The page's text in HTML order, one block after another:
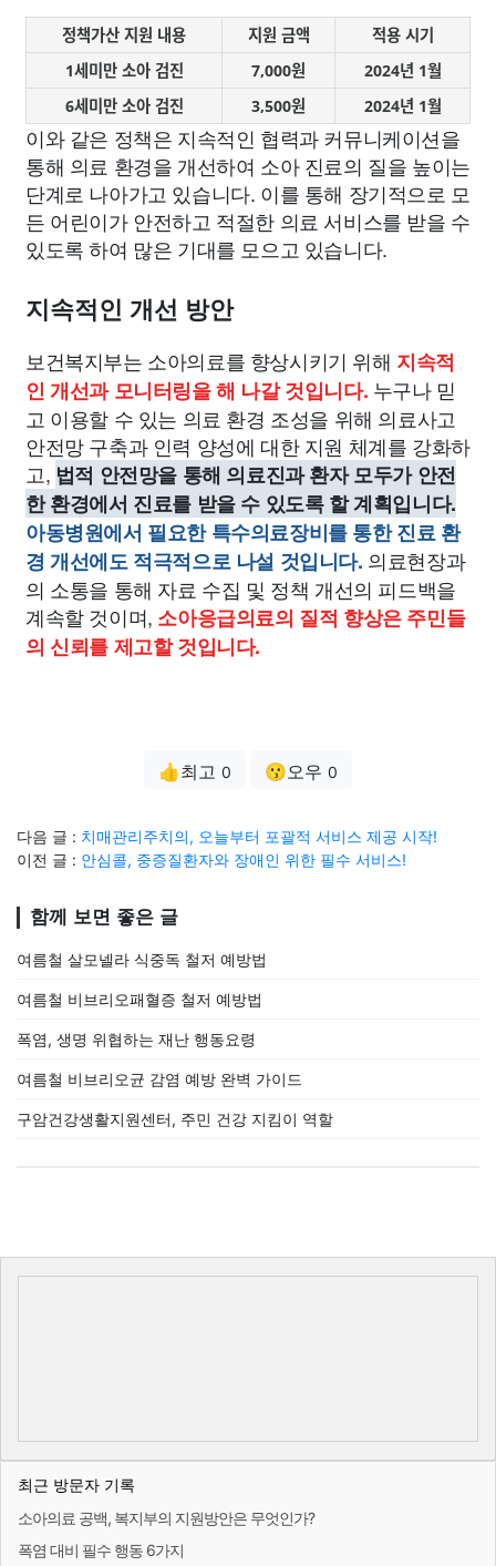
정책가산 지원 내용 지원 금액
적용 시기
1세미만 소아 검진
7,000원
2024년 1월
6세미만 소아 검진
3,500원 2024년 1월
이와 같은 정책은 지속적인 협력과 커뮤니케이션을
통해 의료 환경을 개선하여 소아 진료의 질을 높이는
단계로 나아가고 있습니다. 이를 통해 장기적으로 모
든 어린이가 안전하고 적절한 의료 서비스를 받을 수
있도록 하여 많은 기대를 모으고 있습니다.
지속적인 개선 방안
보건복지부는 소아의료를 향상시키기 위해 지속적
인 개선과 모니터링을 해 나갈 것입니다. 누구나 믿
고 이용할 수 있는 의료 환경 조성을 위해 의료사고
안전망 구축과 인력 양성에 대한 지원 체계를 강화하
고, 법적 안전망을 통해 의료진과 환자 모두가 안전
한 환경에서 진료를 받을 수 있도록 할 계획입니다.
아동병원에서 필요한 특수의료장비를 통한 진료 환
경 개선에도 적극적으로 나설 것입니다. 의료현장과
의 소통을 통해 자료 수집 및 정책 개선의 피드백을
계속할 것이며, 소아응급의료의 질적 향상은 주민들
의 신뢰를 제고할 것입니다.
👍최고 0 😗오우 0
다음 글 : 치매관리주치의, 오늘부터 포괄적 서비스 제공 시작!
이전 글 : 안심콜, 중증질환자와 장애인 위한 필수 서비스!
함께 보면 좋은 글
여름철 살모넬라 식중독 철저 예방법
여름철 비브리오패혈증 철저 예방법
폭염, 생명 위협하는 재난 행동요령
여름철 비브리오균 감염 예방 완벽 가이드
구암건강생활지원센터, 주민 건강 지킴이 역할
최근 방문자 기록
소아의료 공백, 복지부의 지원방안은 무엇인가?
폭염 대비 필수 행동 6가지